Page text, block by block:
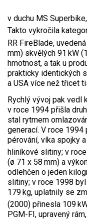
v duchu MS
Takto vykročila
RR FireBlade,
mm) skvělých 91 kW
hmotnost, a tak u
prakticky identických
a USA více než třicet
Rychlý vývoj pak vedl
v roce 1994 přišla
stal rytmem
generací. V roce
pérování, víka spojky
hliníkové slitiny; v
(ø 71 x 58 mm) a
odlehčen o jeden
slitiny; v roce 1998
179 kg, uplatnily se
(2000) přinesla 109
PGM-FI, upravený